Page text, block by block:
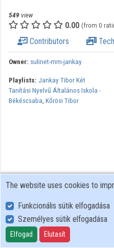
Organizations
Contributors
549 view
0.00 (from 0
Contributors
Owner: sulinet-mm-jankay
Playlists: Jankay Tibor Két
Tanítási Nyelvű Általános Iskola -
Békéscsaba, Kőrösi Tibor
User Policy
Adatkezelési tájékoztató (en)
Cookie Policy
The website uses cookies to
Funkcionális sütik elfogadása
Személyes sütik elfogadása
Elfogad Elutasít